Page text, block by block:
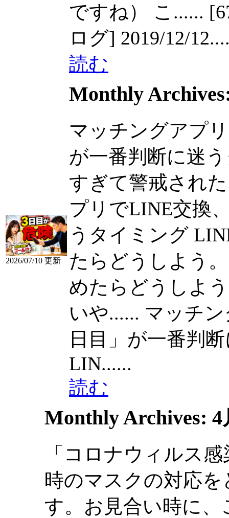
ですね） こ......
ログ] 2019/12/
読む
2026/07/10 更新
Monthly
マッチングアプ
が一番判断に迷
すぎて警戒され
プリでLINE交換
うタイミング
たらどうしよう
めたらどうしよ
いや...... マッチ
日目」が一番判
LIN......
読む
Monthly Archives: 4
「コロナウィルス
時のマスクの対応
す。お見合い時に